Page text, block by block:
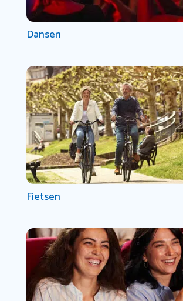
Dansen
Fietsen